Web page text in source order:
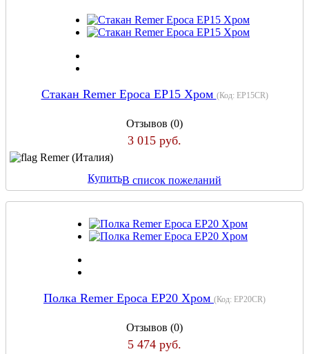
Стакан Remer Epoca EP15 Хром (Код: EP15CR)
Отзывов (0)
3 015 руб.
Remer (Италия)
КупитьВ список пожеланий
Полка Remer Epoca EP20 Хром (Код: EP20CR)
Отзывов (0)
5 474 руб.